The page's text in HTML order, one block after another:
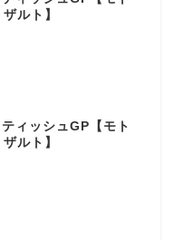
ルト】
ィッシュGP【モト
ルト】